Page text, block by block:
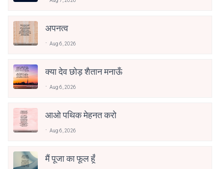
अपनत्व
Aug 6, 2026
क्या देव छोड़ शैतान मनाऊँ
Aug 6, 2026
आओ पथिक मेहनत करो
Aug 6, 2026
मैं पूजा का फूल हूँ